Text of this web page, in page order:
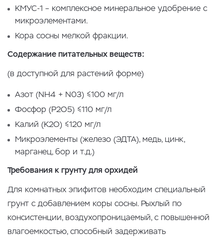
КМУС-1 – комплексное минеральное удобрение с
микроэлементами.
Кора сосны мелкой фракции.
Содержание питательных веществ:
(в доступной для растений форме)
Азот (NH4 + N03) ≤100 мг/л
Фосфор (Р2О5) ≤110 мг/л
Калий (К2О) ≤120 мг/л
Микроэлементы (железо (ЭДТА), медь, цинк,
марганец, бор и т.д.)
Требования к грунту для орхидей
Для комнатных эпифитов необходим специальный
грунт с добавлением коры сосны. Рыхлый по
консистенции, воздухопроницаемый, с повышенной
влагоемкостью, способный задерживать